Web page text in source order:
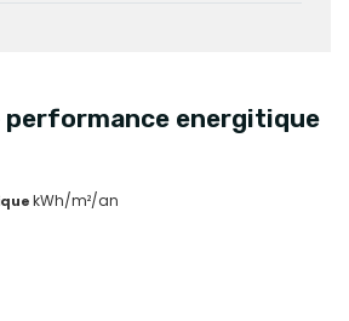
performance energitique
kWh/m²/an